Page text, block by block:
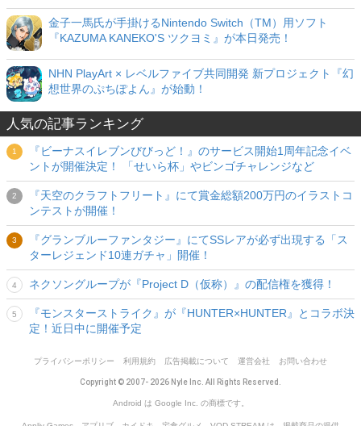
金子一馬氏が手掛けるNintendo Switch（TM）用ソフト
『KAZUMA KANEKO'S ツクヨミ』が本日発売！
NHN PlayArt × レベルファイブ共同開発 新プロジェクト『幻
想世界のぷちぽよん』が始動！
人気の記事ランキング
『ビーナスイレブンびびっど！』のサービス開始1周年記念イベ
ントが開催決定！ 「せいら杯」やビンゴチャレンジなど
『天空のクラフトフリート』にて賞金総額200万円のイラストコ
ンテストが開催！
『グランブルーファンタジー』にてSSレアが必ず出現する「ス
ターレジェンド10連ガチャ」開催！
ネクソングループが『Project D（仮称）』の配信権を獲得！
『モンスターストライク』が『HUNTER×HUNTER』とコラボ決
定！近日中に開催予定
プライバシーポリシー 利用規約 広告掲載について 運営会社 お問い合わせ
Copyright © 2007- 2026 Nyle Inc. All Rights Reserved.
Android は Google Inc. の商標です。